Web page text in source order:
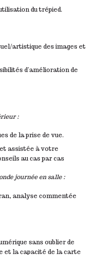
du trépied.
artistique des images et
d’amélioration de
:
de la prise de vue.
et assistée à votre
au cas par cas
journée en salle :
analyse commentée
sans oublier de
et la capacité de la carte